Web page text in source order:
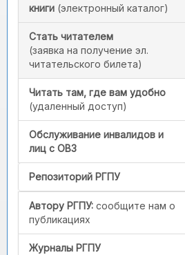
книги (электронный каталог)
Стать читателем
(заявка на получение эл.
читательского билета)
Читать там, где вам удобно
(удаленный доступ)
Обслуживание инвалидов и
лиц с ОВЗ
Репозиторий РГПУ
Автору РГПУ: сообщите нам о
публикациях
Журналы РГПУ